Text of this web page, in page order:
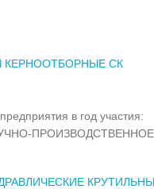
КЕРНООТБОРНЫЕ СК
в год участия: